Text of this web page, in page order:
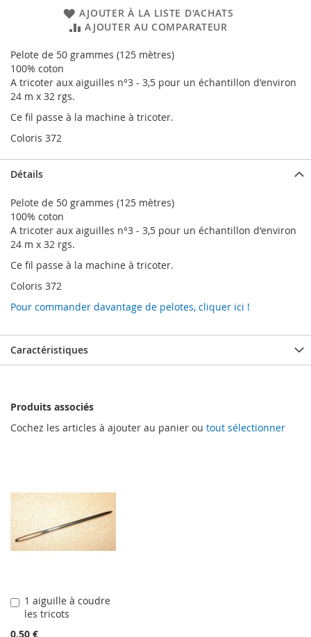
AJOUTER À LA LISTE D'ACHATS
AJOUTER AU COMPARATEUR
Pelote de 50 grammes (125 mètres)
100% coton
A tricoter aux aiguilles n°3 - 3,5 pour un échantillon d'environ
24 m x 32 rgs.
Ce fil passe à la machine à tricoter.
Coloris 372
Détails
Pelote de 50 grammes (125 mètres)
100% coton
A tricoter aux aiguilles n°3 - 3,5 pour un échantillon d'environ
24 m x 32 rgs.
Ce fil passe à la machine à tricoter.
Coloris 372
Pour commander davantage de pelotes, cliquer ici !
Caractéristiques
Produits associés
Cochez les articles à ajouter au panier ou tout sélectionner
1 aiguille à coudre
les tricots
0,50 €
Ajouter
au
panier